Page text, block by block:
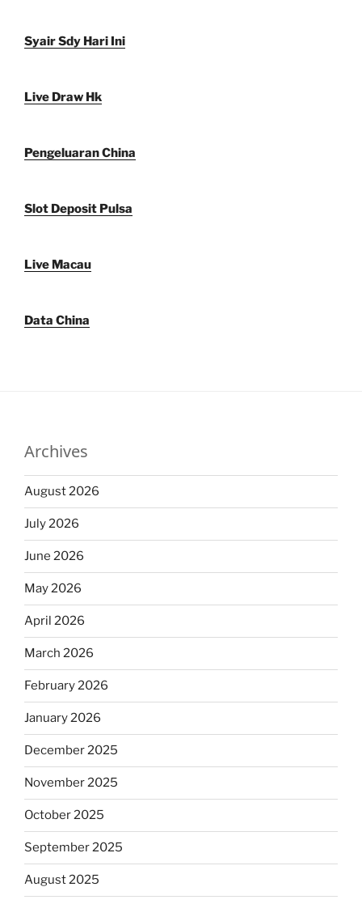
Syair Sdy Hari Ini
Live Draw Hk
Pengeluaran China
Slot Deposit Pulsa
Live Macau
Data China
Archives
August 2026
July 2026
June 2026
May 2026
April 2026
March 2026
February 2026
January 2026
December 2025
November 2025
October 2025
September 2025
August 2025